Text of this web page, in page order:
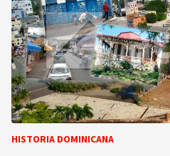
HISTORIA DOMINICANA